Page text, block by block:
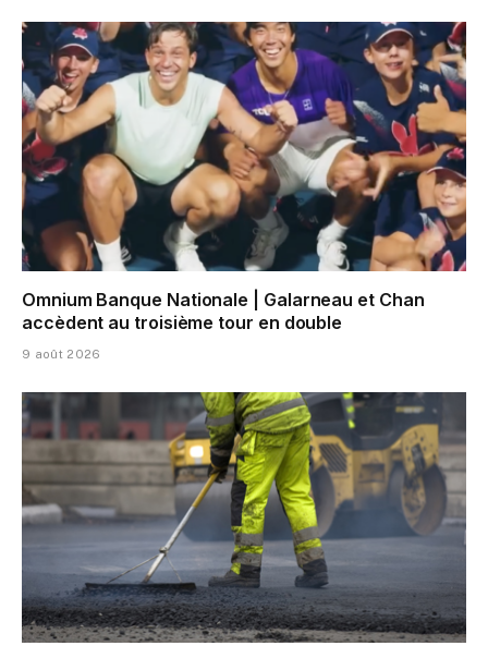
Omnium Banque Nationale | Galarneau et Chan
accèdent au troisième tour en double
9 août 2026